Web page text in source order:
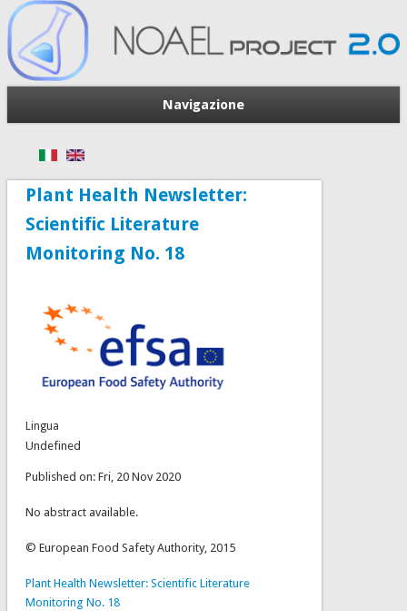
Navigazione
Plant Health Newsletter:
Scientific Literature
Monitoring No. 18
Lingua
Undefined
Published on: Fri, 20 Nov 2020
No abstract available.
© European Food Safety Authority, 2015
Plant Health Newsletter: Scientific Literature
Monitoring No. 18